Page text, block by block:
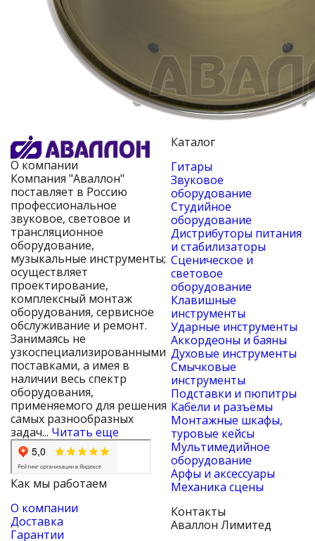
О компании
Компания "Аваллон"
поставляет в Россию
профессиональное
звуковое, световое и
трансляционное
оборудование,
музыкальные инструменты;
осуществляет
проектирование,
комплексный монтаж
оборудования, сервисное
обслуживание и ремонт.
Занимаясь не
узкоспециализированными
поставками, а имея в
наличии весь спектр
оборудования,
применяемого для решения
самых разнообразных
задач... Читать еще
Как мы работаем
О компании
Доставка
Гарантии
Каталог
Гитары
Звуковое
оборудование
Студийное
оборудование
Дистрибуторы питания
и стабилизаторы
Сценическое и
световое
оборудование
Клавишные
инструменты
Ударные инструменты
Аккордеоны и баяны
Духовые инструменты
Смычковые
инструменты
Подставки и пюпитры
Кабели и разъёмы
Монтажные шкафы,
туровые кейсы
Мультимедийное
оборудование
Арфы и аксессуары
Механика сцены
Контакты
Аваллон Лимитед